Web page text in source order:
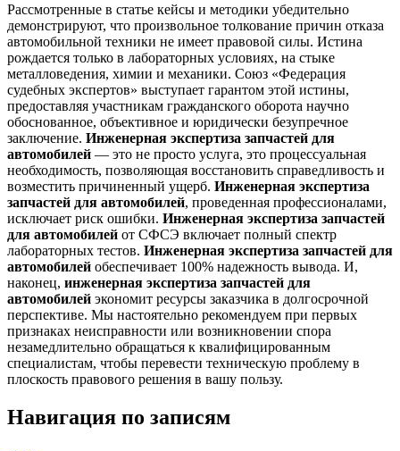
Рассмотренные в статье кейсы и методики убедительно
демонстрируют, что произвольное толкование причин отказа
автомобильной техники не имеет правовой силы. Истина
рождается только в лабораторных условиях, на стыке
металловедения, химии и механики. Союз «Федерация
судебных экспертов» выступает гарантом этой истины,
предоставляя участникам гражданского оборота научно
обоснованное, объективное и юридически безупречное
заключение. Инженерная экспертиза запчастей для
автомобилей — это не просто услуга, это процессуальная
необходимость, позволяющая восстановить справедливость и
возместить причиненный ущерб. Инженерная экспертиза
запчастей для автомобилей, проведенная профессионалами,
исключает риск ошибки. Инженерная экспертиза запчастей
для автомобилей от СФСЭ включает полный спектр
лабораторных тестов. Инженерная экспертиза запчастей для
автомобилей обеспечивает 100% надежность вывода. И,
наконец, инженерная экспертиза запчастей для
автомобилей экономит ресурсы заказчика в долгосрочной
перспективе. Мы настоятельно рекомендуем при первых
признаках неисправности или возникновении спора
незамедлительно обращаться к квалифицированным
специалистам, чтобы перевести техническую проблему в
плоскость правового решения в вашу пользу.
Навигация по записям